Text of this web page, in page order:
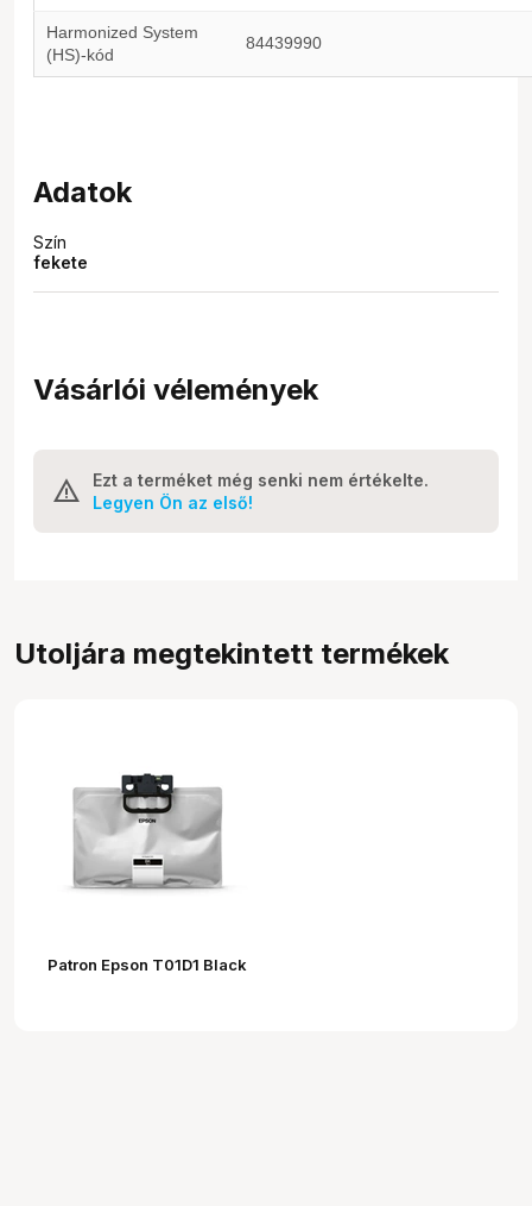
Harmonized System
(HS)-kód
84439990
Adatok
Szín
fekete
Vásárlói vélemények
Ezt a terméket még senki nem értékelte.
Legyen Ön az első!
Utoljára megtekintett termékek
Patron Epson T01D1 Black